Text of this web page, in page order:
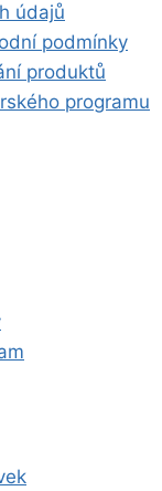
údajů
podmínky
produktů
programu